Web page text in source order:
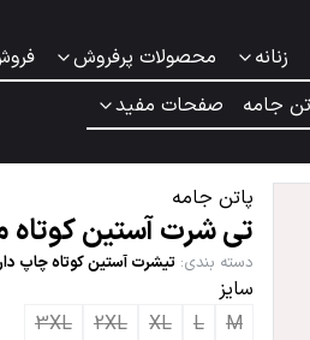
زنانه محصولات پرفروش
جامه
صفحات مفید
پاتن جامه
تی شرت آستین کوتاه
دسته بندی: تیشرت آستین کوتاه چاپ
سایز
M
L
XL
2XL
3XL